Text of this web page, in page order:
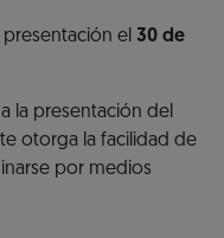
el 30 de
la presentación del
te otorga la facilidad de
por medios